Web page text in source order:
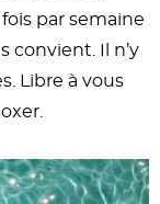
par semaine
convient. Il n’y
Libre à vous